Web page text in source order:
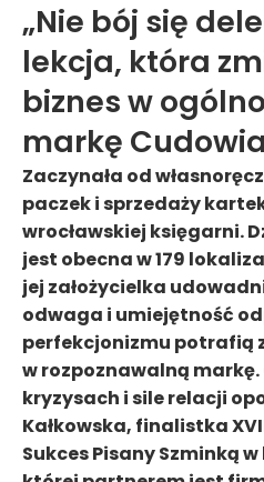
„Nie bój się
lekcja, która
biznes w
markę
Zaczynała od
paczek i sprzedaży
wrocławskiej księgarni.
jest obecna w 179
jej założycielka
odwaga i umiejętność
perfekcjonizmu potrafią
w rozpoznawalną
kryzysach i sile relacji
Kałkowska, finalistka
Sukces Pisany Szminką